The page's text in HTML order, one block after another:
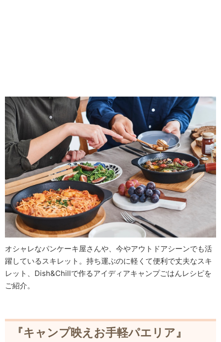
オシャレなパンケーキ屋さんや、今やアウトドアシーンでも活
躍しているスキレット。持ち運ぶのに軽くて便利で丈夫なスキ
レット、Dish&Chillで作るアイディアキャンプごはんレシピを
ご紹介。
『キャンプ映えお手軽パエリア』